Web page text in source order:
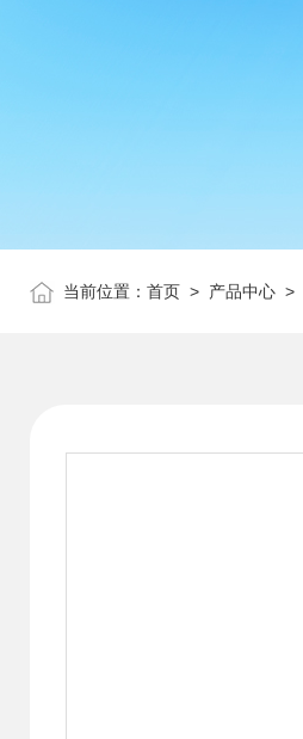
当前位置： 首页 > 产品中心 >